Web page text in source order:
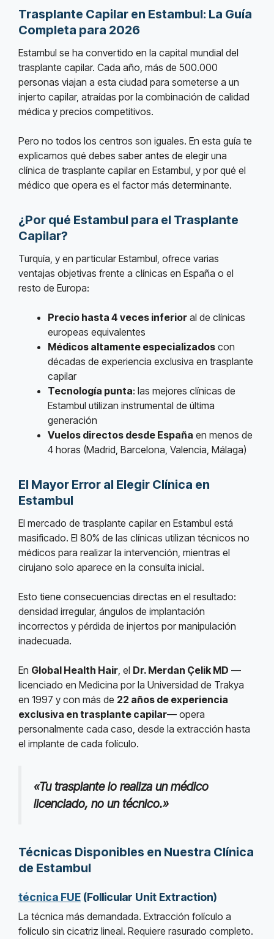
Trasplante Capilar en Estambul: La Guía
Completa para 2026
Estambul se ha convertido en la capital mundial del
trasplante capilar. Cada año, más de 500.000
personas viajan a esta ciudad para someterse a un
injerto capilar, atraídas por la combinación de calidad
médica y precios competitivos.
Pero no todos los centros son iguales. En esta guía te
explicamos qué debes saber antes de elegir una
clínica de trasplante capilar en Estambul, y por qué el
médico que opera es el factor más determinante.
¿Por qué Estambul para el Trasplante
Capilar?
Turquía, y en particular Estambul, ofrece varias
ventajas objetivas frente a clínicas en España o el
resto de Europa:
Precio hasta 4 veces inferior al de clínicas
europeas equivalentes
Médicos altamente especializados con
décadas de experiencia exclusiva en trasplante
capilar
Tecnología punta: las mejores clínicas de
Estambul utilizan instrumental de última
generación
Vuelos directos desde España en menos de
4 horas (Madrid, Barcelona, Valencia, Málaga)
El Mayor Error al Elegir Clínica en
Estambul
El mercado de trasplante capilar en Estambul está
masificado. El 80% de las clínicas utilizan técnicos no
médicos para realizar la intervención, mientras el
cirujano solo aparece en la consulta inicial.
Esto tiene consecuencias directas en el resultado:
densidad irregular, ángulos de implantación
incorrectos y pérdida de injertos por manipulación
inadecuada.
En Global Health Hair , el Dr. Merdan Çelik MD —
licenciado en Medicina por la Universidad de Trakya
en 1997 y con más de 22 años de experiencia
exclusiva en trasplante capilar— opera
personalmente cada caso, desde la extracción hasta
el implante de cada folículo.
«Tu trasplante lo realiza un médico
licenciado, no un técnico.»
Técnicas Disponibles en Nuestra Clínica
de Estambul
técnica FUE (Follicular Unit Extraction)
La técnica más demandada. Extracción folículo a
folículo sin cicatriz lineal. Requiere rasurado completo.